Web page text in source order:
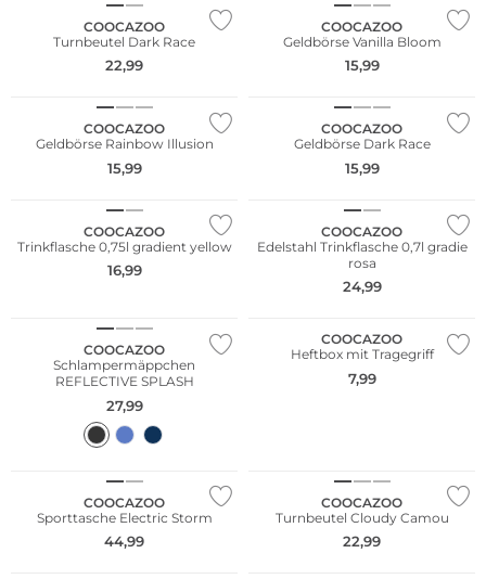
COOCAZOO
Turnbeutel Dark Race
22,99
COOCAZOO
Geldbörse Vanilla Bloom
15,99
COOCAZOO
Geldbörse Rainbow Illusion
15,99
COOCAZOO
Geldbörse Dark Race
15,99
COOCAZOO
Trinkflasche 0,75l gradient yellow
16,99
COOCAZOO
Edelstahl Trinkflasche 0,7l gradie
rosa
24,99
COOCAZOO
Schlampermäppchen
REFLECTIVE SPLASH
27,99
COOCAZOO
Heftbox mit Tragegriff
7,99
COOCAZOO
Sporttasche Electric Storm
44,99
COOCAZOO
Turnbeutel Cloudy Camou
22,99